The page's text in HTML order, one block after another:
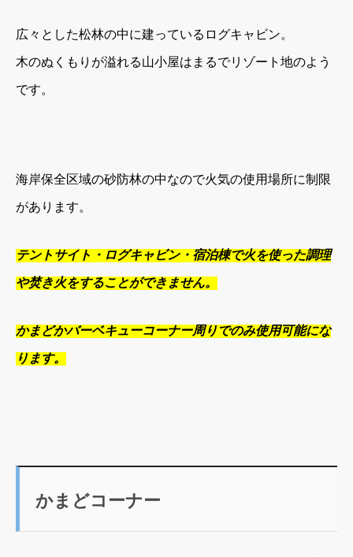
広々とした松林の中に建っているログキャビン。
木のぬくもりが溢れる山小屋はまるでリゾート地のよう
です。
海岸保全区域の砂防林の中なので火気の使用場所に制限
があります。
テントサイト・ログキャビン・宿泊棟で火を使った調理
や焚き火をすることができません。
かまどかバーベキューコーナー周りでのみ使用可能にな
ります。
かまどコーナー